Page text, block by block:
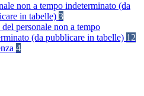
non a tempo indeterminato (da
in tabelle) 3
del personale non a tempo
(da pubblicare in tabelle) 12
4